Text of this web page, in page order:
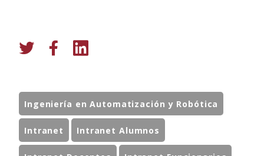
Ingeniería en Automatización y Robótica
Intranet Intranet Alumnos